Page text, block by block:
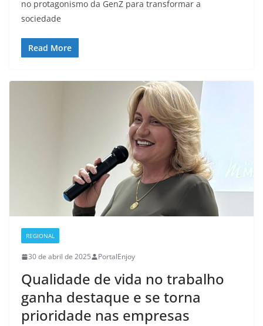
no protagonismo da GenZ para transformar a
sociedade
Read More
REGIONAL
30 de abril de 2025 PortalEnjoy
Qualidade de vida no trabalho
ganha destaque e se torna
prioridade nas empresas